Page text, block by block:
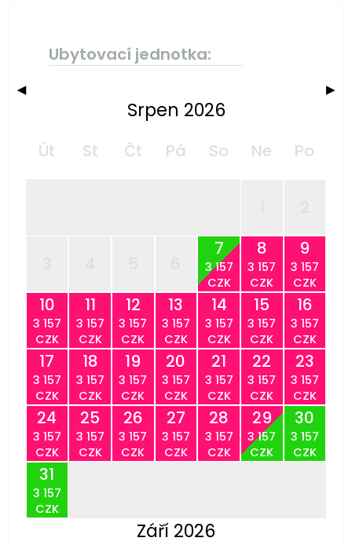
Ubytovací jednotka:
◀ ▶
Srpen 2026
Út St Čt Pá So Ne Po
7
3 157
CZK
8
3 157
CZK
9
3 157
CZK
10
3 157
CZK
11
3 157
CZK
12
3 157
CZK
13
3 157
CZK
14
3 157
CZK
15
3 157
CZK
16
3 157
CZK
17
3 157
CZK
18
3 157
CZK
19
3 157
CZK
20
3 157
CZK
21
3 157
CZK
22
3 157
CZK
23
3 157
CZK
24
3 157
CZK
25
3 157
CZK
26
3 157
CZK
27
3 157
CZK
28
3 157
CZK
29
3 157
CZK
30
3 157
CZK
31
3 157
CZK
Září 2026